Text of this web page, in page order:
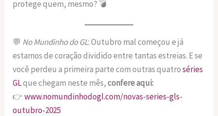
protege quem, mesmo? 💣
💬 No Mundinho do GL: Outubro mal começou e já
estamos de coração dividido entre tantas estreias. E se
você perdeu a primeira parte com outras quatroséries
GLque chegam neste mês,confere aqui:
👉www.nomundinhodogl.com/novas-series-gls-
outubro-2025